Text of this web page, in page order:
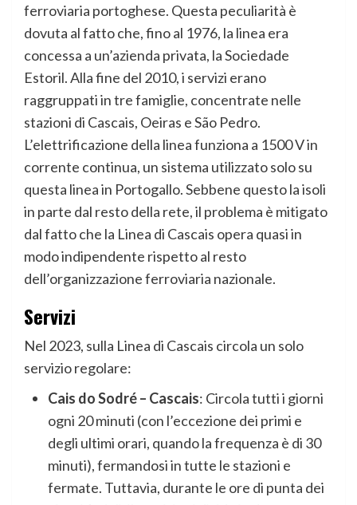
ferroviaria portoghese. Questa peculiarità è
dovuta al fatto che, fino al 1976, la linea era
concessa a un’azienda privata, la Sociedade
Estoril. Alla fine del 2010, i servizi erano
raggruppati in tre famiglie, concentrate nelle
stazioni di Cascais, Oeiras e São Pedro.
L’elettrificazione della linea funziona a 1500 V in
corrente continua, un sistema utilizzato solo su
questa linea in Portogallo. Sebbene questo la isoli
in parte dal resto della rete, il problema è mitigato
dal fatto che la Linea di Cascais opera quasi in
modo indipendente rispetto al resto
dell’organizzazione ferroviaria nazionale.
Servizi
Nel 2023, sulla Linea di Cascais circola un solo
servizio regolare:
Cais do Sodré – Cascais: Circola tutti i giorni
ogni 20 minuti (con l’eccezione dei primi e
degli ultimi orari, quando la frequenza è di 30
minuti), fermandosi in tutte le stazioni e
fermate. Tuttavia, durante le ore di punta dei